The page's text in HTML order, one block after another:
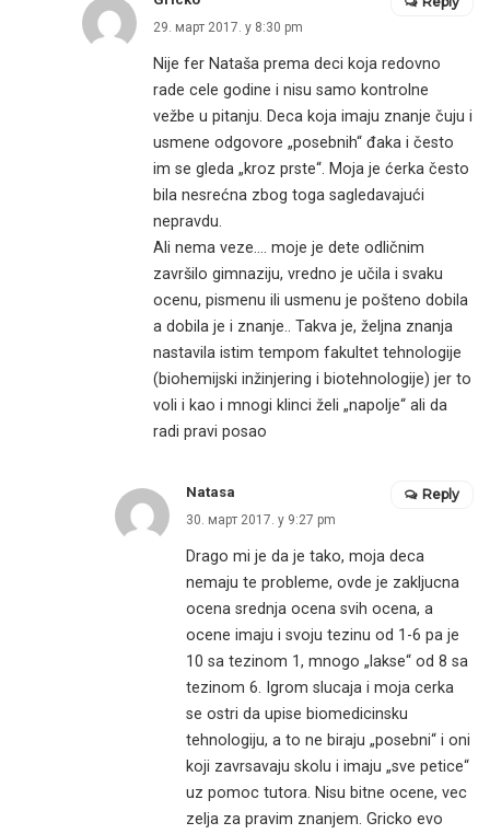
29. март 2017. у 8:30 pm
Nije fer Nataša prema deci koja redovno
rade cele godine i nisu samo kontrolne
vežbe u pitanju. Deca koja imaju znanje čuju i
usmene odgovore „posebnih“ đaka i često
im se gleda „kroz prste“. Moja je ćerka često
bila nesrećna zbog toga sagledavajući
nepravdu.
Ali nema veze…. moje je dete odličnim
završilo gimnaziju, vredno je učila i svaku
ocenu, pismenu ili usmenu je pošteno dobila
a dobila je i znanje.. Takva je, željna znanja
nastavila istim tempom fakultet tehnologije
(biohemijski inžinjering i biotehnologije) jer to
voli i kao i mnogi klinci želi „napolje“ ali da
radi pravi posao
Natasa
30. март 2017. у 9:27 pm
Drago mi je da je tako, moja deca
nemaju te probleme, ovde je zakljucna
ocena srednja ocena svih ocena, a
ocene imaju i svoju tezinu od 1-6 pa je
10 sa tezinom 1, mnogo „lakse“ od 8 sa
tezinom 6. Igrom slucaja i moja cerka
se ostri da upise biomedicinsku
tehnologiju, a to ne biraju „posebni“ i oni
koji zavrsavaju skolu i imaju „sve petice“
uz pomoc tutora. Nisu bitne ocene, vec
zelja za pravim znanjem. Gricko evo
Reply